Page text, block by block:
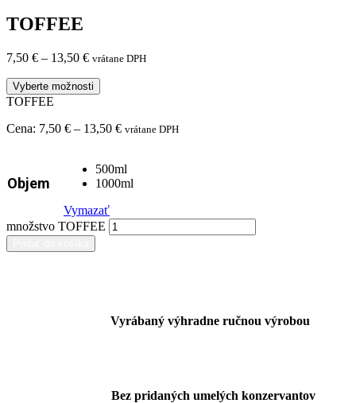
TOFFEE
7,50 € – 13,50 € vrátane DPH
Vyberte možnosti
TOFFEE
Cena: 7,50 € – 13,50 € vrátane DPH
Objem
500ml
1000ml
Vymazať
množstvo TOFFEE
Vyrábaný výhradne ručnou výrobou
Bez pridaných umelých konzervantov